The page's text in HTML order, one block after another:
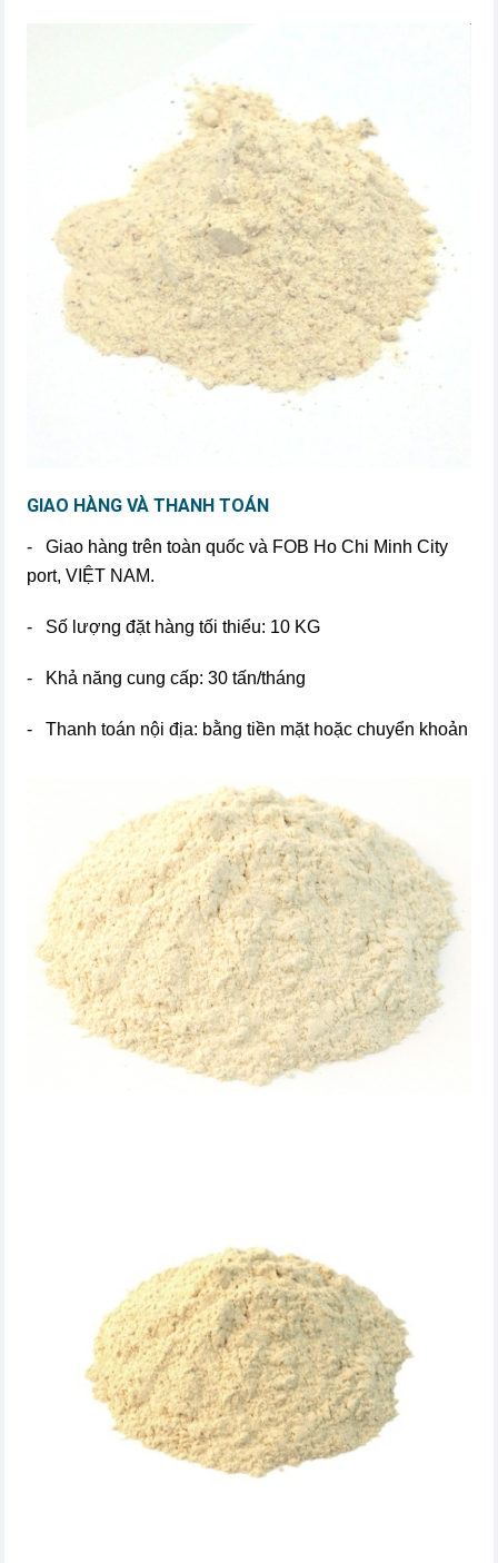
GIAO HÀNG VÀ THANH TOÁN
- Giao hàng trên toàn quốc và FOB Ho Chi Minh City
port, VIỆT NAM.
- Số lượng đặt hàng tối thiểu: 10 KG
- Khả năng cung cấp: 30 tấn/tháng
- Thanh toán nội địa: bằng tiền mặt hoặc chuyển khoản